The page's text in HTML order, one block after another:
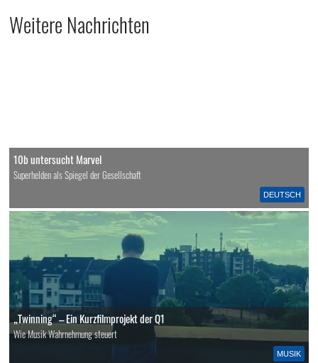
Weitere Nachrichten
DEUTSCH
10b untersucht Marvel
Superhelden als Spiegel der Gesellschaft
MUSIK
„Twinning“ – Ein Kurzfilmprojekt der Q1
Wie Musik Wahrnehmung steuert